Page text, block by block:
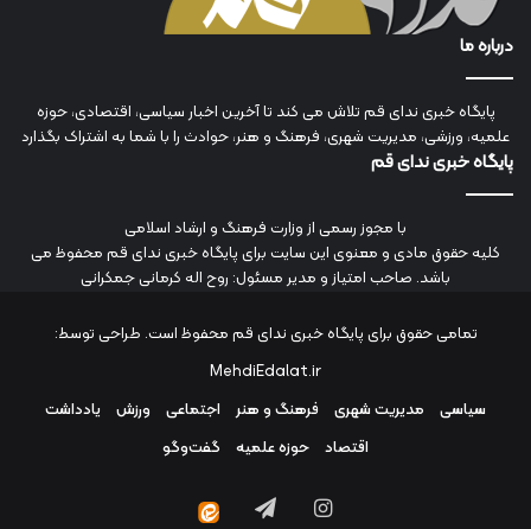
درباره ما
پایگاه خبری ندای قم تلاش می کند تا آخرین اخبار سیاسی، اقتصادی، حوزه
علمیه، ورزشی، مدیریت شهری، فرهنگ و هنر، حوادث را با شما به اشتراک بگذارد
پایگاه خبری ندای قم
با مجوز رسمی از وزارت فرهنگ و ارشاد اسلامی
کلیه حقوق مادی و معنوی این سایت برای پایگاه خبری ندای قم محفوظ می
باشد. صاحب امتیاز و مدیر مسئول: روح اله کرمانی جمکرانی
تمامی حقوق برای پایگاه خبری ندای قم محفوظ است. طراحی توسط:
MehdiEdalat.ir
سیاسی
مدیریت شهری فرهنگ و هنر اجتماعی ورزش
یادداشت
اقتصاد
حوزه علمیه گفت‌وگو
اینستاگرامتلگرام